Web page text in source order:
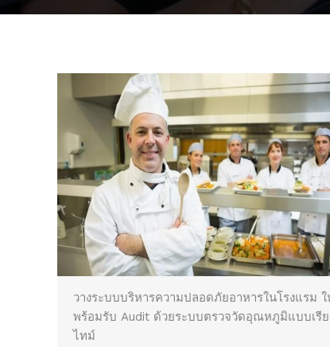
วางระบบบริหารความปลอดภัยอาหารในโรงแรม ใ
พร้อมรับ Audit ด้วยระบบตรวจวัดอุณหภูมิแบบเรี
ไทม์